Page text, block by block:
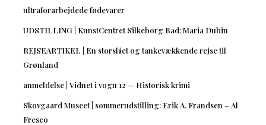
ultraforarbejdede fødevarer
UDSTILLING | KunstCentret Silkeborg Bad: Maria Dubin
REJSEARTIKEL | En storslået og tankevækkende rejse til
Grønland
anmeldelse | Vidnet i vogn 12 — Historisk krimi
Skovgaard Museet | sommerudstilling: Erik A. Frandsen – Al
Fresco